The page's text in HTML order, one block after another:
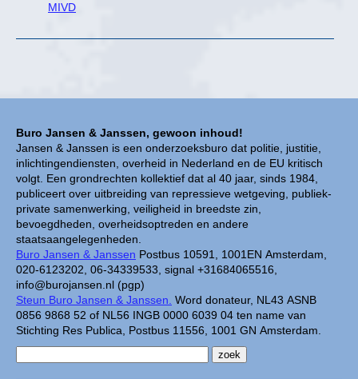
Buro Jansen & Janssen, gewoon inhoud!
Jansen & Janssen is een onderzoeksburo dat politie, justitie,
inlichtingendiensten, overheid in Nederland en de EU kritisch
volgt. Een grondrechten kollektief dat al 40 jaar, sinds 1984,
publiceert over uitbreiding van repressieve wetgeving, publiek-
private samenwerking, veiligheid in breedste zin,
bevoegdheden, overheidsoptreden en andere
staatsaangelegenheden.
Buro Jansen & Janssen Postbus 10591, 1001EN Amsterdam,
020-6123202, 06-34339533, signal +31684065516,
info@burojansen.nl (pgp)
Steun Buro Jansen & Janssen. Word donateur, NL43 ASNB
0856 9868 52 of NL56 INGB 0000 6039 04 ten name van
Stichting Res Publica, Postbus 11556, 1001 GN Amsterdam.
MIVD